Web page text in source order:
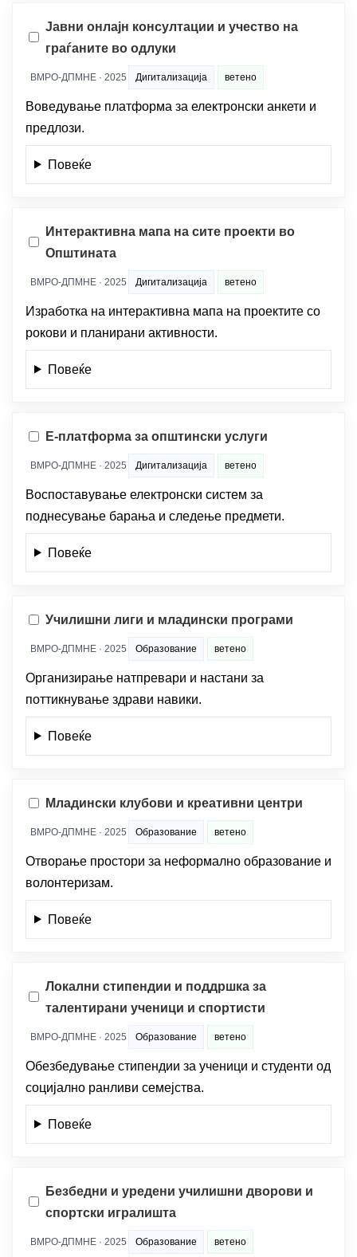
Јавни онлајн консултации и учество на
граѓаните во одлуки
ВМРО-ДПМНЕ · 2025 Дигитализација ветено
Воведување платформа за електронски анкети и
предлози.
Повеќе
Интерактивна мапа на сите проекти во
Општината
ВМРО-ДПМНЕ · 2025 Дигитализација ветено
Изработка на интерактивна мапа на проектите со
рокови и планирани активности.
Повеќе
Е-платформа за општински услуги
ВМРО-ДПМНЕ · 2025 Дигитализација ветено
Воспоставување електронски систем за
поднесување барања и следење предмети.
Повеќе
Училишни лиги и младински програми
ВМРО-ДПМНЕ · 2025 Образование ветено
Организирање натпревари и настани за
поттикнување здрави навики.
Повеќе
Младински клубови и креативни центри
ВМРО-ДПМНЕ · 2025 Образование ветено
Отворање простори за неформално образование и
волонтеризам.
Повеќе
Локални стипендии и поддршка за
талентирани ученици и спортисти
ВМРО-ДПМНЕ · 2025 Образование ветено
Обезбедување стипендии за ученици и студенти од
социјално ранливи семејства.
Повеќе
Безбедни и уредени училишни дворови и
спортски игралишта
ВМРО-ДПМНЕ · 2025 Образование ветено